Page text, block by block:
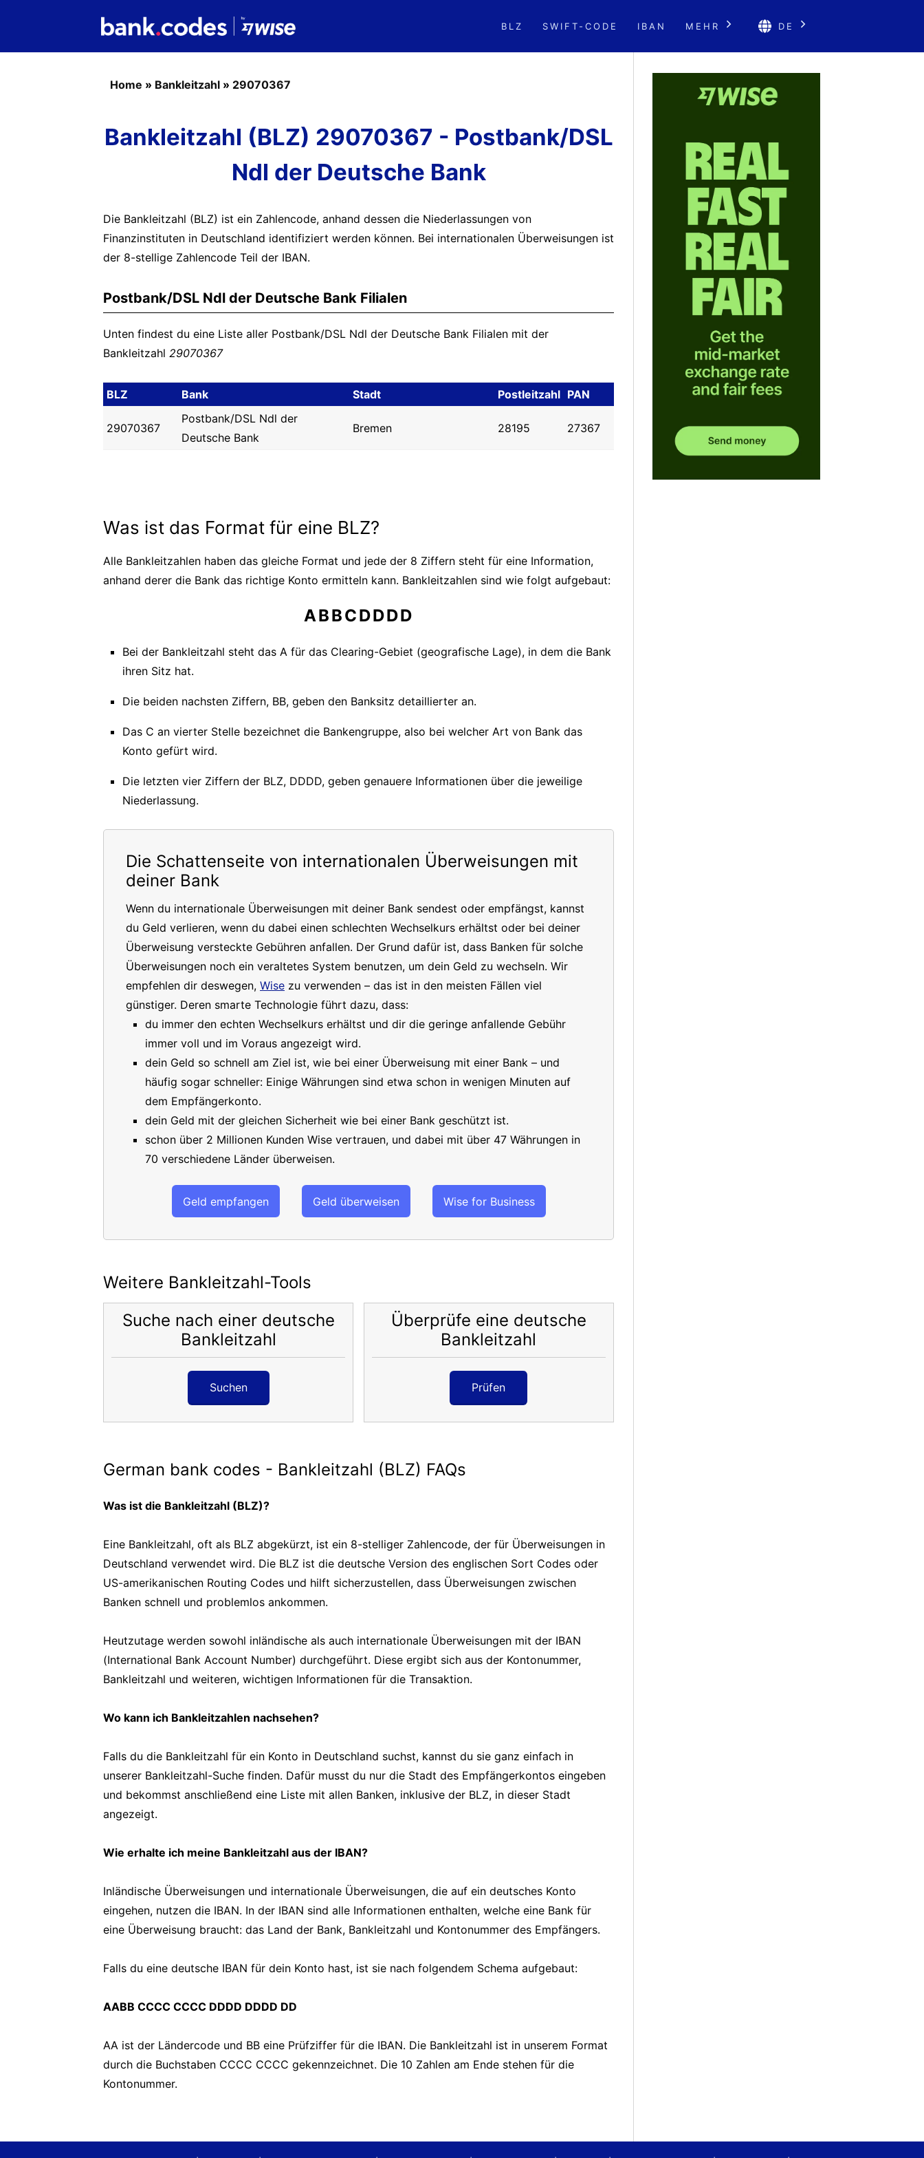
BLZ SWIFT-CODE IBAN MEHR DE
Home » Bankleitzahl » 29070367
Bankleitzahl (BLZ) 29070367 - Postbank/DSL
Ndl der Deutsche Bank
Die Bankleitzahl (BLZ) ist ein Zahlencode, anhand dessen die Niederlassungen von
Finanzinstituten in Deutschland identifiziert werden können. Bei internationalen Überweisungen ist
der 8-stellige Zahlencode Teil der IBAN.
Postbank/DSL Ndl der Deutsche Bank Filialen
Unten findest du eine Liste aller Postbank/DSL Ndl der Deutsche Bank Filialen mit der
Bankleitzahl 29070367
BLZ Bank Stadt Postleitzahl PAN
29070367
Postbank/DSL Ndl der
Deutsche Bank
Bremen 28195 27367
Was ist das Format für eine BLZ?
Alle Bankleitzahlen haben das gleiche Format und jede der 8 Ziffern steht für eine Information,
anhand derer die Bank das richtige Konto ermitteln kann. Bankleitzahlen sind wie folgt aufgebaut:
ABBCDDDD
Bei der Bankleitzahl steht das A für das Clearing-Gebiet (geografische Lage), in dem die Bank
ihren Sitz hat.
Die beiden nachsten Ziffern, BB, geben den Banksitz detaillierter an.
Das C an vierter Stelle bezeichnet die Bankengruppe, also bei welcher Art von Bank das
Konto gefürt wird.
Die letzten vier Ziffern der BLZ, DDDD, geben genauere Informationen über die jeweilige
Niederlassung.
Die Schattenseite von internationalen Überweisungen mit
deiner Bank
Wenn du internationale Überweisungen mit deiner Bank sendest oder empfängst, kannst
du Geld verlieren, wenn du dabei einen schlechten Wechselkurs erhältst oder bei deiner
Überweisung versteckte Gebühren anfallen. Der Grund dafür ist, dass Banken für solche
Überweisungen noch ein veraltetes System benutzen, um dein Geld zu wechseln. Wir
empfehlen dir deswegen, Wise zu verwenden – das ist in den meisten Fällen viel
günstiger. Deren smarte Technologie führt dazu, dass:
du immer den echten Wechselkurs erhältst und dir die geringe anfallende Gebühr
immer voll und im Voraus angezeigt wird.
dein Geld so schnell am Ziel ist, wie bei einer Überweisung mit einer Bank – und
häufig sogar schneller: Einige Währungen sind etwa schon in wenigen Minuten auf
dem Empfängerkonto.
dein Geld mit der gleichen Sicherheit wie bei einer Bank geschützt ist.
schon über 2 Millionen Kunden Wise vertrauen, und dabei mit über 47 Währungen in
70 verschiedene Länder überweisen.
Geld empfangen Geld überweisen Wise for Business
Weitere Bankleitzahl-Tools
Suche nach einer deutsche
Bankleitzahl
Suchen
Überprüfe eine deutsche
Bankleitzahl
Prüfen
German bank codes - Bankleitzahl (BLZ) FAQs
Was ist die Bankleitzahl (BLZ)?
Eine Bankleitzahl, oft als BLZ abgekürzt, ist ein 8-stelliger Zahlencode, der für Überweisungen in
Deutschland verwendet wird. Die BLZ ist die deutsche Version des englischen Sort Codes oder
US-amerikanischen Routing Codes und hilft sicherzustellen, dass Überweisungen zwischen
Banken schnell und problemlos ankommen.
Heutzutage werden sowohl inländische als auch internationale Überweisungen mit der IBAN
(International Bank Account Number) durchgeführt. Diese ergibt sich aus der Kontonummer,
Bankleitzahl und weiteren, wichtigen Informationen für die Transaktion.
Wo kann ich Bankleitzahlen nachsehen?
Falls du die Bankleitzahl für ein Konto in Deutschland suchst, kannst du sie ganz einfach in
unserer Bankleitzahl-Suche finden. Dafür musst du nur die Stadt des Empfängerkontos eingeben
und bekommst anschließend eine Liste mit allen Banken, inklusive der BLZ, in dieser Stadt
angezeigt.
Wie erhalte ich meine Bankleitzahl aus der IBAN?
Inländische Überweisungen und internationale Überweisungen, die auf ein deutsches Konto
eingehen, nutzen die IBAN. In der IBAN sind alle Informationen enthalten, welche eine Bank für
eine Überweisung braucht: das Land der Bank, Bankleitzahl und Kontonummer des Empfängers.
Falls du eine deutsche IBAN für dein Konto hast, ist sie nach folgendem Schema aufgebaut:
AABB CCCC CCCC DDDD DDDD DD
AA ist der Ländercode und BB eine Prüfziffer für die IBAN. Die Bankleitzahl ist in unserem Format
durch die Buchstaben CCCC CCCC gekennzeichnet. Die 10 Zahlen am Ende stehen für die
Kontonummer.